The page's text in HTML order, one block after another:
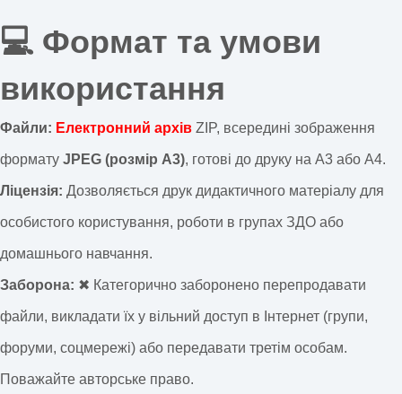
💻 Формат та умови
використання
Файли: Електронний архів ZIP, всередині зображення
формату JPEG (розмір А3), готові до друку на А3 або А4.
Ліцензія: Дозволяється друк дидактичного матеріалу для
особистого користування, роботи в групах ЗДО або
домашнього навчання.
Заборона: ✖ Категорично заборонено перепродавати
файли, викладати їх у вільний доступ в Інтернет (групи,
форуми, соцмережі) або передавати третім особам.
Поважайте авторське право.